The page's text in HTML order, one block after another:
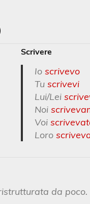
Scrivere
Ioscrivevo
Tu scrivevi
Lui/Lei
Noi
Voi
Loro
da poco.